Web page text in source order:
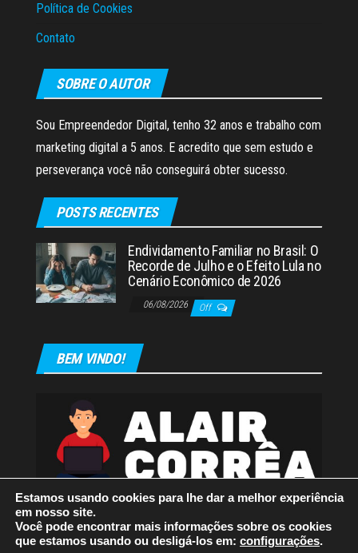
Política de Cookies
Contato
SOBRE O AUTOR
Sou Empreendedor Digital, tenho 32 anos e trabalho com
marketing digital a 5 anos. E acredito que sem estudo e
perseverança você não conseguirá obter sucesso.
POSTS RECENTES
Endividamento Familiar no Brasil: O
Recorde de Julho e o Efeito Lula no
Cenário Econômico de 2026
06/08/2026 Off
BEM VINDO!
Estamos usando cookies para lhe dar a melhor experiência
em nosso site.
Você pode encontrar mais informações sobre os cookies
que estamos usando ou desligá-los em: configurações.